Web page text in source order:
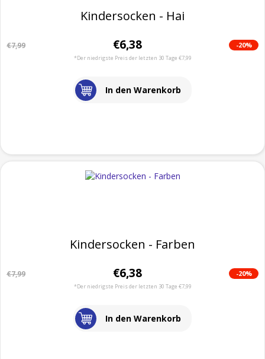
Kindersocken - Hai
€7,99 €6,38 -20%
*Der niedrigste Preis der letzten 30 Tage €7,99
In den Warenkorb
Kindersocken - Farben
€7,99 €6,38 -20%
*Der niedrigste Preis der letzten 30 Tage €7,99
In den Warenkorb